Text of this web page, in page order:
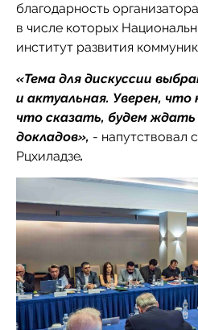
благодарность
в числе которых
институт развития
«Тема для дискуссии
и актуальная. Уверен, что
что сказать, будем
докладов», - напутствовал
Рцхиладзе.